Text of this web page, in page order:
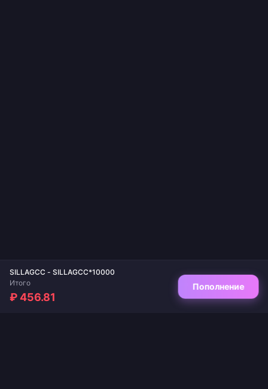
SILLAGCC - SILLAGCC*10000
Итого
₽ 456.81
Пополнение